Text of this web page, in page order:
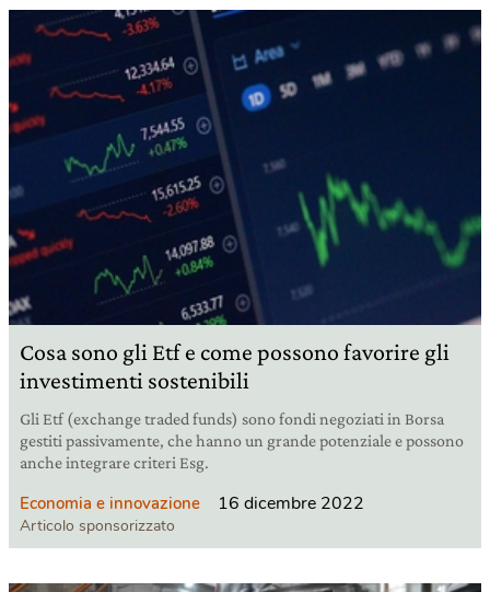
Cosa sono gli Etf e come possono favorire gli
investimenti sostenibili
Gli Etf (exchange traded funds) sono fondi negoziati in Borsa
gestiti passivamente, che hanno un grande potenziale e possono
anche integrare criteri Esg.
Economia e innovazione 16 dicembre 2022
Articolo sponsorizzato